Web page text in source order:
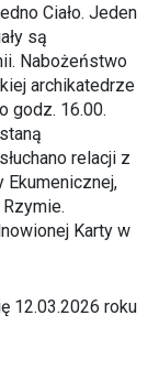
Ciało. Jeden
są
Nabożeństwo
archikatedrze
godz. 16.00.
relacji z
Ekumenicznej,
Karty w
12.03.2026 roku